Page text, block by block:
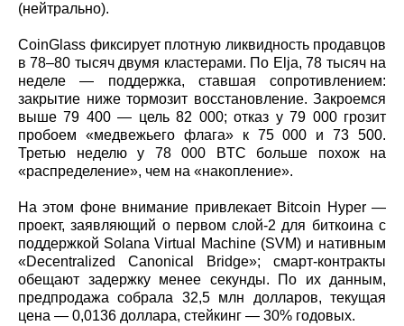
(нейтрально).
CoinGlass фиксирует плотную ликвидность продавцов
в 78–80 тысяч двумя кластерами. По Elja, 78 тысяч на
неделе — поддержка, ставшая сопротивлением:
закрытие ниже тормозит восстановление. Закроемся
выше 79 400 — цель 82 000; отказ у 79 000 грозит
пробоем «медвежьего флага» к 75 000 и 73 500.
Третью неделю у 78 000 BTC больше похож на
«распределение», чем на «накопление».
На этом фоне внимание привлекает Bitcoin Hyper —
проект, заявляющий о первом слой‑2 для биткоина с
поддержкой Solana Virtual Machine (SVM) и нативным
«Decentralized Canonical Bridge»; смарт‑контракты
обещают задержку менее секунды. По их данным,
предпродажа собрала 32,5 млн долларов, текущая
цена — 0,0136 доллара, стейкинг — 30% годовых.